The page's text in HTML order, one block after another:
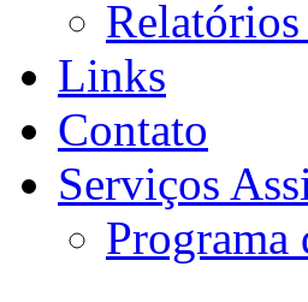
Links
Contato
Serviços